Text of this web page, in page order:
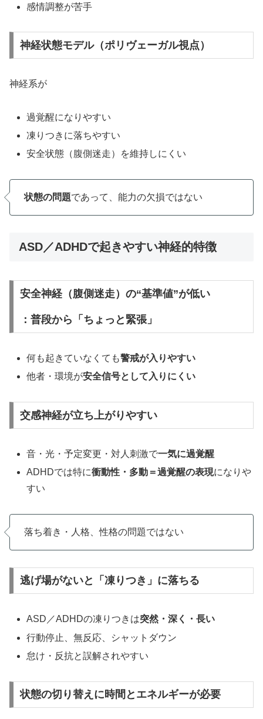
感情調整が苦手
神経状態モデル（ポリヴェーガル視点）
神経系が
過覚醒になりやすい
凍りつきに落ちやすい
安全状態（腹側迷走）を維持しにくい
状態の問題であって、能力の欠損ではない
ASD／ADHDで起きやすい神経的特徴
安全神経（腹側迷走）の“基準値”が低い
：普段から「ちょっと緊張」
何も起きていなくても警戒が入りやすい
他者・環境が安全信号として入りにくい
交感神経が立ち上がりやすい
音・光・予定変更・対人刺激で一気に過覚醒
ADHDでは特に衝動性・多動＝過覚醒の表現になりや
すい
落ち着き・人格、性格の問題ではない
逃げ場がないと「凍りつき」に落ちる
ASD／ADHDの凍りつきは突然・深く・長い
行動停止、無反応、シャットダウン
怠け・反抗と誤解されやすい
状態の切り替えに時間とエネルギーが必要